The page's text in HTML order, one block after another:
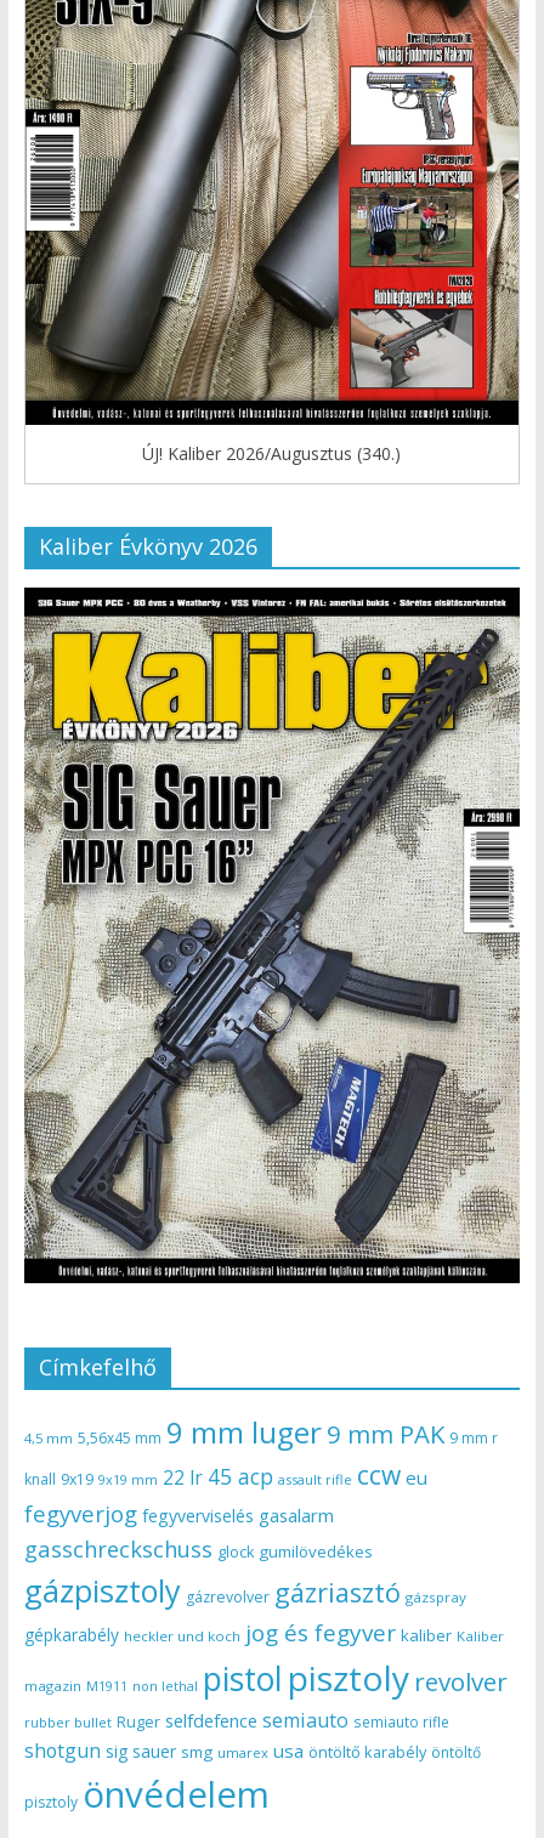
ÚJ! Kaliber 2026/Augusztus (340.)
Kaliber Évkönyv 2026
Címkefelhő
4,5 mm 5,56x45 mm 9 mm luger9 mm PAK 9 mm r
knall 9x19 9x19 mm 22 lr 45 acp assault rifle ccw eu
fegyverjog fegyverviselés gasalarm
gasschreckschuss glock gumilövedékes
gázpisztoly gázrevolver gázriasztó gázspray
gépkarabély heckler und koch jog és fegyver kaliber Kaliber
magazin M1911 non lethal pistol pisztoly revolver
rubber bullet Ruger selfdefence semiauto semiauto rifle
shotgun sig sauer smg umarex usa öntöltő karabély öntöltő
pisztoly önvédelem